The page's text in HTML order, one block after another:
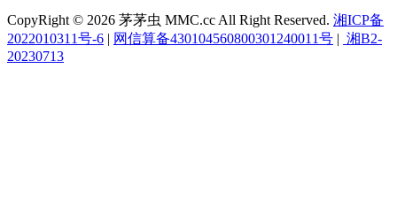
CopyRight © 2026 茅茅虫 MMC.cc All Right Reserved. 湘ICP备
2022010311号-6 | 网信算备430104560800301240011号 | 湘B2-
20230713